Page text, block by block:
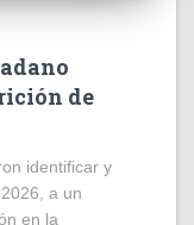
de
identificar y
a un
en la